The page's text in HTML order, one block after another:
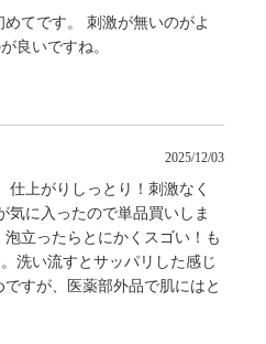
てです。 刺激が無いのがよ
良いですね。
2025/12/03
仕上がりしっとり！刺激なく
気に入ったので単品買いしま
立ったらとにかくスゴい！も
洗い流すとサッパリした感じ
すが、医薬部外品で肌にはと